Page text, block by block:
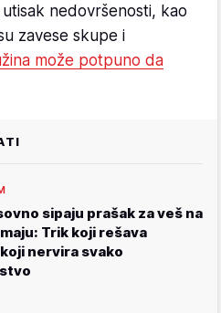
nedovršenosti, kao
zavese skupe i
može potpuno da
sipaju prašak za veš na
Trik koji rešava
nervira svako